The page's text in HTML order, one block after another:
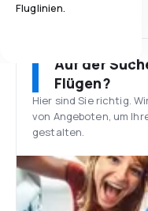
Fluglinien.
Auf der
Flügen?
Hier sind Sie richtig.
von Angeboten, um
gestalten.